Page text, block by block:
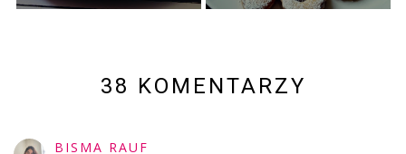
38 KOMENTARZY
BISMA RAUF